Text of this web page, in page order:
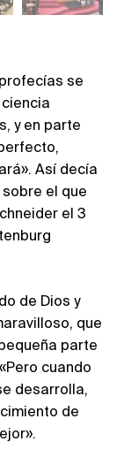
se
y en parte
Así decía
sobre el que
el 3
de Dios y
que
parte
cuando
desarrolla,
de